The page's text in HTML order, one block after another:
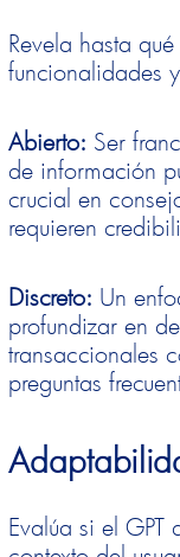
Revela hasta
funcionalidades
Abierto: Ser
de información
crucial en
requieren
Discreto: Un
profundizar en
transaccionales
preguntas
Evalúa si el GPT